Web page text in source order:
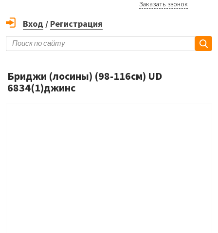
Заказать звонок
Вход / Регистрация
Бриджи (лосины) (98-116см) UD
6834(1)джинс